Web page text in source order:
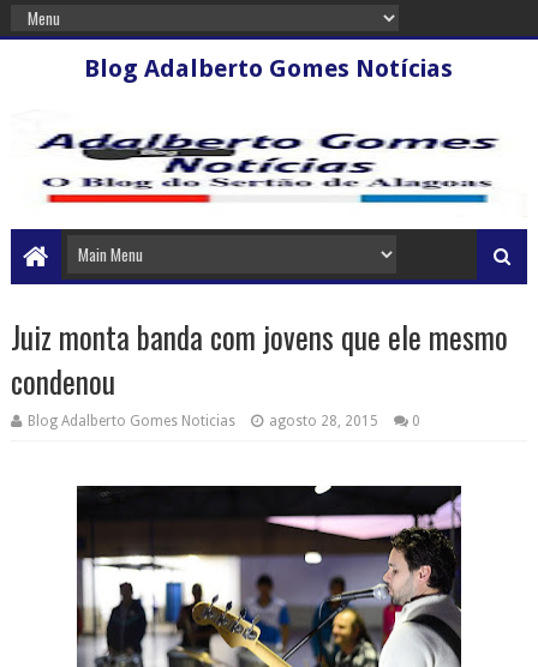
Blog Adalberto Gomes Notícias
Juiz monta banda com jovens que ele mesmo
condenou
Blog Adalberto Gomes Noticias agosto 28, 2015 0